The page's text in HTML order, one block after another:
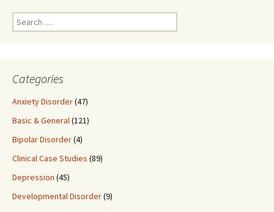
Search
for:
Categories
Anxiety Disorder(47)
Basic & General(121)
Bipolar Disorder(4)
Clinical Case Studies (89)
Depression (45)
Developmental Disorder(9)